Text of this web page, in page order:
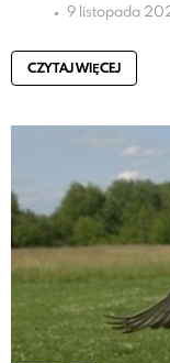
9 listopada
CZYTAJ WIĘCEJ